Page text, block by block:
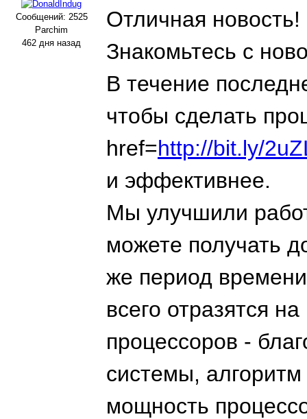
Сообщений: 2525
Parchim
462 дня назад
Отличная новость!
Знакомьтесь с
В течение
чтобы сделать
href=http://bit.ly/
и эффективнее.
Мы улучшили
можете получать
же период
всего отразятся
процессоров -
системы,
мощность